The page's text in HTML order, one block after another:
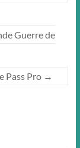
Guerre de
Pass Pro →